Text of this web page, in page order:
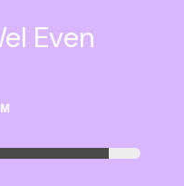
Even